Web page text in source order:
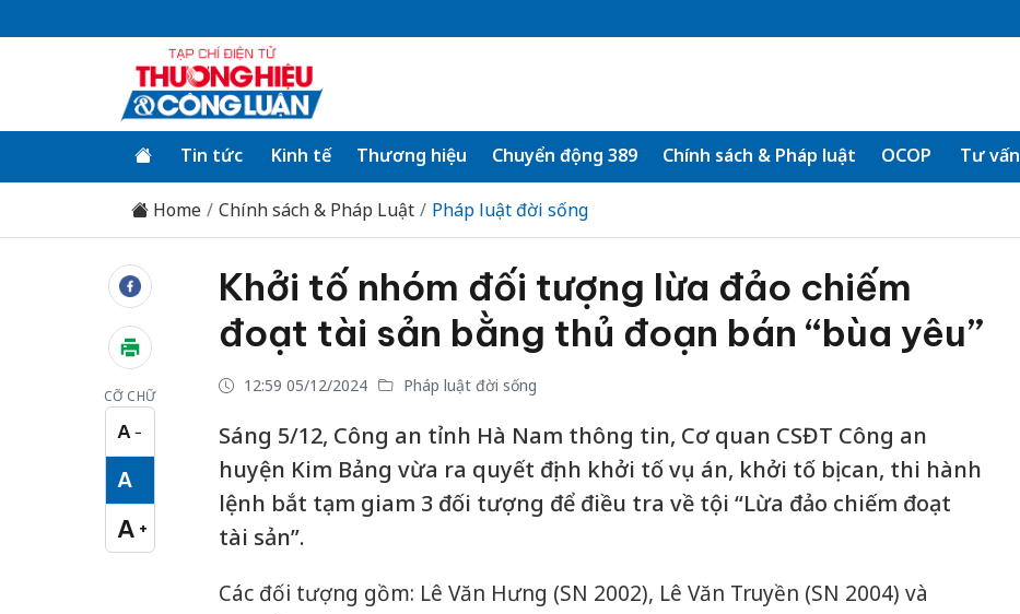
Tin tức Kinh tế Thương hiệu Chuyển động 389 Chính sách & Pháp luật OCOP Tư vấn
Home Chính sách & Pháp Luật Pháp luật đời sống
CỠ CHỮ
A −
Cỡ chữ nhỏ
A
Cỡ chữ vừa
A +
Cỡ chữ lớn
Khởi tố nhóm đối tượng lừa đảo chiếm
đoạt tài sản bằng thủ đoạn bán “bùa yêu”
12:59 05/12/2024 Pháp luật đời sống
Sáng 5/12, Công an tỉnh Hà Nam thông tin, Cơ quan CSĐT Công an
huyện Kim Bảng vừa ra quyết định khởi tố vụ án, khởi tố bị can, thi hành
lệnh bắt tạm giam 3 đối tượng để điều tra về tội “Lừa đảo chiếm đoạt
tài sản”.
Các đối tượng gồm: Lê Văn Hưng (SN 2002), Lê Văn Truyền (SN 2004) và